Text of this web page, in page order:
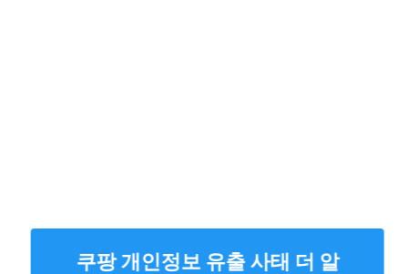
쿠팡 개인정보 유출 사태 더 알